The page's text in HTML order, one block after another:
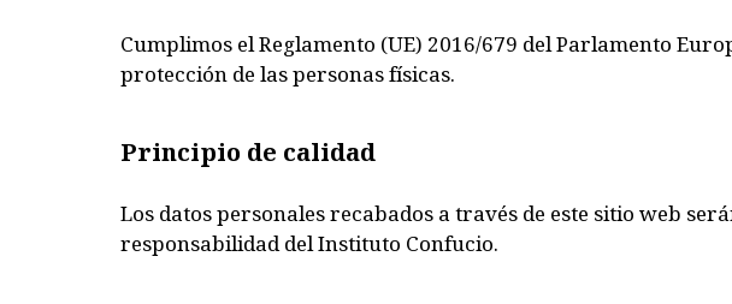
Cumplimos el Reglamento (UE) 2016/679 del Parlamento
protección de las personas físicas.
Principio de calidad
Los datos personales recabados a través de este sitio web
responsabilidad del Instituto Confucio.